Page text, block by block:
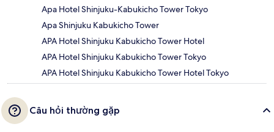
Apa Hotel Shinjuku-Kabukicho Tower Tokyo
Apa Shinjuku Kabukicho Tower
APA Hotel Shinjuku Kabukicho Tower Hotel
APA Hotel Shinjuku Kabukicho Tower Tokyo
APA Hotel Shinjuku Kabukicho Tower Hotel Tokyo
Câu hỏi thường gặp